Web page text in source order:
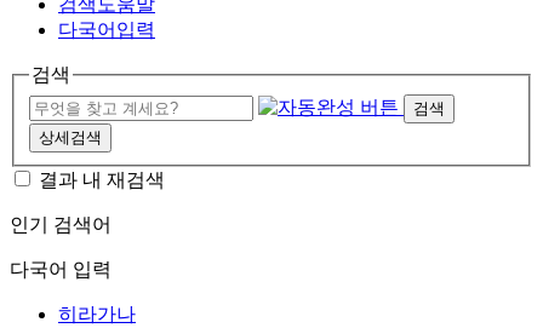
다국어입력
검색
검색
상세검색
결과 내 재검색
인기 검색어
다국어 입력
히라가나